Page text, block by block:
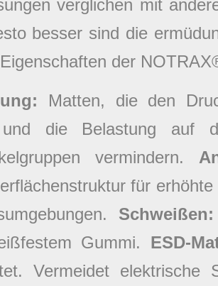
verglichen mit
besser sind die
der
Matten, die den
und die Belastung auf
vermindern.
für
Gummi. ESD-
Vermeidet elektrische